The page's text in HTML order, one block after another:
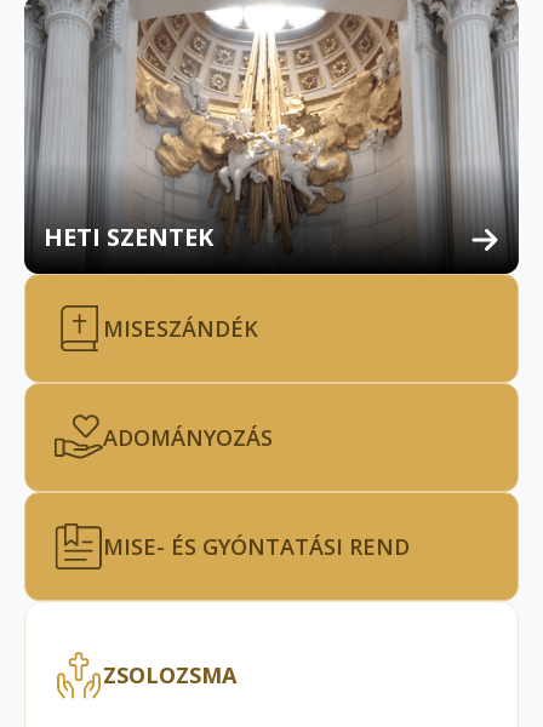
HETI SZENTEK
MISESZÁNDÉK
ADOMÁNYOZÁS
MISE- ÉS GYÓNTATÁSI REND
ZSOLOZSMA